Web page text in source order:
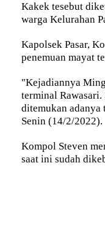
Kakek tesebut
warga Kelurahan
Kapolsek Pasar,
penemuan mayat
"Kejadiannya
terminal
ditemukan adanya
Senin (14/2/2022).
Kompol Steven
saat ini sudah